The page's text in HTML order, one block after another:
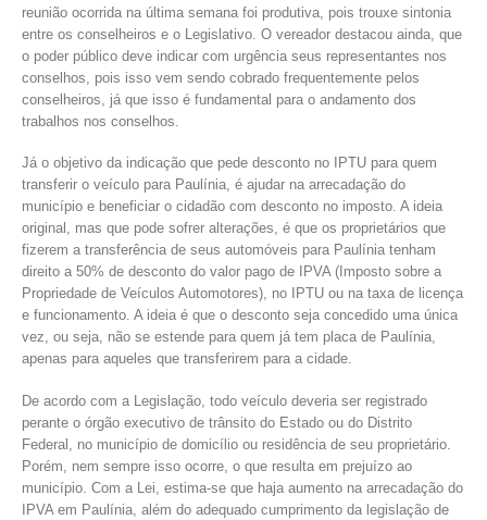
reunião ocorrida na última semana foi produtiva, pois trouxe sintonia
entre os conselheiros e o Legislativo. O vereador destacou ainda, que
o poder público deve indicar com urgência seus representantes nos
conselhos, pois isso vem sendo cobrado frequentemente pelos
conselheiros, já que isso é fundamental para o andamento dos
trabalhos nos conselhos.
Já o objetivo da indicação que pede desconto no IPTU para quem
transferir o veículo para Paulínia, é ajudar na arrecadação do
município e beneficiar o cidadão com desconto no imposto. A ideia
original, mas que pode sofrer alterações, é que os proprietários que
fizerem a transferência de seus automóveis para Paulínia tenham
direito a 50% de desconto do valor pago de IPVA (Imposto sobre a
Propriedade de Veículos Automotores), no IPTU ou na taxa de licença
e funcionamento. A ideia é que o desconto seja concedido uma única
vez, ou seja, não se estende para quem já tem placa de Paulínia,
apenas para aqueles que transferirem para a cidade.
De acordo com a Legislação, todo veículo deveria ser registrado
perante o órgão executivo de trânsito do Estado ou do Distrito
Federal, no município de domicílio ou residência de seu proprietário.
Porém, nem sempre isso ocorre, o que resulta em prejuízo ao
município. Com a Lei, estima-se que haja aumento na arrecadação do
IPVA em Paulínia, além do adequado cumprimento da legislação de